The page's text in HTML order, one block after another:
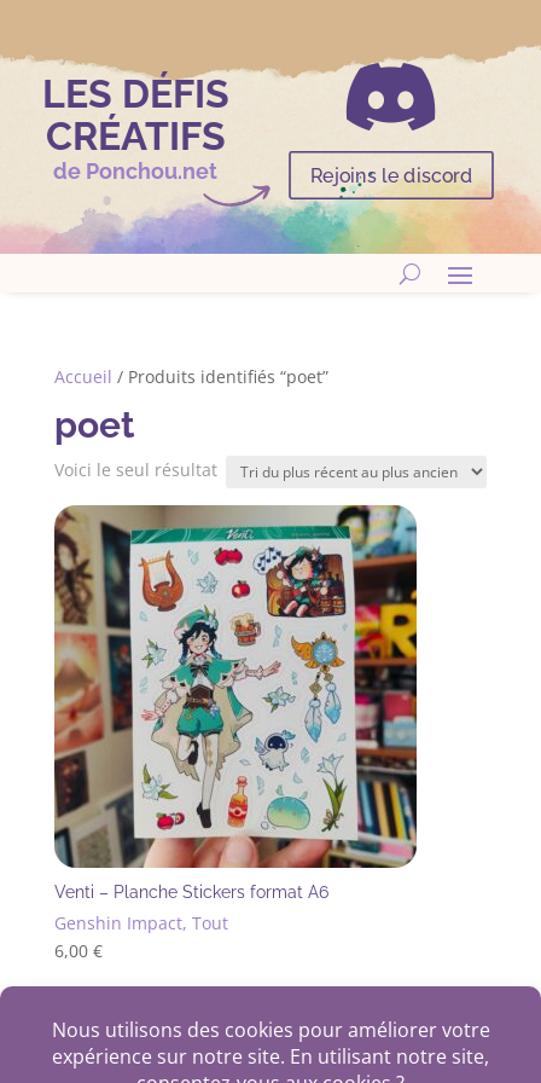
LES DÉFIS
CRÉATIFS
de Ponchou.net

Rejoins le discord
Accueil / Produits identifiés “poet”
poet
Voici le seul résultat
Venti – Planche Stickers format A6
Genshin Impact, Tout
6,00 €
+